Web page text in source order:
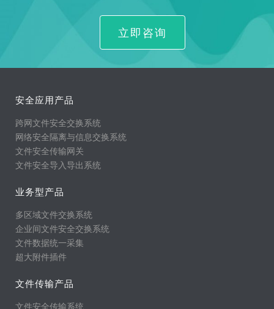
立即咨询
安全应用产品
跨网文件安全交换系统
网络安全隔离与信息交换系统
文件安全传输网关
文件安全导入导出系统
业务型产品
多区域文件交换系统
企业间文件安全交换系统
文件数据统一采集
超大附件插件
文件传输产品
文件安全传输系统